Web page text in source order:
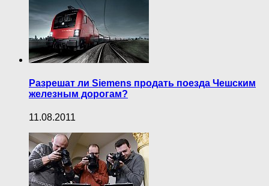
Разрешат ли Siemens продать поезда Чешским
железным дорогам?
11.08.2011